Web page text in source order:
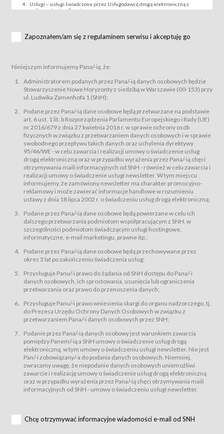
Usługi – usługi świadczone przez Usługodawcę drogą elektroniczną z
wykorzystaniem Serwisu;
za pośrednictwem Serwisu;
podmiotom z branży mediów i filmowej (Akredytacje);
Bilety – wybrane dokumenty potwierdzające zawarcie umowy z
Usługodawcą i uprawniające do wzięcia udziału w Wydarzeniu,
przewidziane przez Usługodawcę dla danego Wydarzenia, tj. uprawniające
do uczestnictwa w wielu albo w pojedynczych seansach filmowych,
Sklep – sklep internetowy prowadzony przez Usługodawcę w Serwisie;
Regulamin – niniejszy regulamin.
§ 2
Postanowienia ogólne
Regulamin określa zasady:
świadczenia Usługobiorcom Usług przez Usługodawcę, z
zastrzeżeniem usług, o których mowa w ust. 2 pkt. 4 i 5 poniżej, których
zasady świadczenia precyzują odrębne regulaminy,
przetwarzania przez Usługodawcę danych osobowych Usługobiorców
będących osobami fizycznymi.
świadczy Usługi drogą elektroniczną w rozumieniu ustawy z dnia 18 lipca
2002 r. o świadczeniu usług drogą elektroniczną (Dz.U. z 2002 r., Nr 144, poz.
1204, z późń. zm.). Usługi świadczone są nieodpłatnie.
usługę przeglądania i odczytywania przez Usługobiorców materiałów
zamieszczanych w Serwisie,
usługę utrzymywania konta użytkownika w Serwisie,
usługę newsletter,
usługę zawierania na odległość umów nabycia Karnetów i Biletów,
usługę zawierania na odległość umów sprzedaży w Sklepie.
dnia 18 lipca 2002 r. o świadczeniu usług drogą elektroniczną (Dz.U. z 2002
r., Nr 144, poz. 1204, z późń. zm.). Usługi świadczone są nieodpłatnie.
Na zasadach określonych w Regulaminie dostęp do Serwisu jest otwarty dla
Usługobiorca przed rozpoczęciem korzystania z Serwisu jest zobowiązany
zapoznać się z Regulaminem. Założenie konta w Serwisie oraz zamówienie
usługi newsletter za pośrednictwem przeznaczonego do tego formularza
zamieszczonego na stronach Serwisu dostępnych dla wszystkich
Usługobiorców wymaga akceptacji postanowień Regulaminu.
Usługobiorca zobowiązany jest do przestrzegania postanowień Regulaminu
od chwili rozpoczęcia korzystania z Serwisu.
Regulamin jest udostępniony Usługobiorcom nieodpłatnie za
Warunki techniczne korzystania z Usług
Zapoznałem/am się z regulaminem serwisu i akceptuję go
Niniejszym informujemy Pana/-ią, że:
Administratorem podanych przez Pana/-ią danych osobowych będzie
Stowarzyszenie Nowe Horyzonty z siedzibą w Warszawie (00-153) przy
ul. Ludwika Zamenhofa 1 (SNH);
Podane przez Pana/-ią dane osobowe będą przetwarzane na podstawie
art. 6 ust. 1 lit. b Rozporządzenia Parlamentu Europejskiego i Rady (UE)
nr 2016/679 z dnia 27 kwietnia 2016 r. w sprawie ochrony osób
fizycznych w związku z przetwarzaniem danych osobowych i w sprawie
swobodnego przepływu takich danych oraz uchylenia dyrektywy
95/46/WE - w celu zawarcia i realizacji umowy o świadczenie usług
drogą elektroniczną oraz w przypadku wyrażenia przez Pana/-ią chęci
otrzymywania maili informacyjnych od SNH - również w celu zawarcia i
realizacji umowy o świadczenie usługi newsletter. W tym miejscu
informujemy, że zamówiony newsletter ma charakter promocyjno-
reklamowy i może zawierać informacje handlowe w rozumieniu
ustawy z dnia 18 lipca 2002 r. o świadczeniu usług drogą elektroniczną;
Podane przez Pana/-ią dane osobowe będą powierzane w celu ich
dalszego przetwarzania podmiotom współpracującym z SNH, w
szczególności podmiotom świadczącym usługi hostingowe,
informatyczne, e-mail marketingu, prawne itp.;
Podane przez Pana/-ią dane osobowe będą przechowywane przez
okres 3 lat po zakończeniu świadczenia usług;
Przysługuje Panu/-i prawo do żądania od SNH dostępu do Pana/-i
danych osobowych, ich sprostowania, usunięcia lub ograniczenia
przetwarzania oraz prawo do przenoszenia danych;
Przysługuje Panu/-i prawo wniesienia skargi do organu nadzorczego, tj.
do Prezesa Urzędu Ochrony Danych Osobowych w związku z
przetwarzaniem Pana/-i danych osobowych przez SNH;
Podanie przez Pana/-ią danych osobowy jest warunkiem zawarcia
pomiędzy Panem/-ią a SNH umowy o świadczenie usług drogą
elektroniczną, w tym umowy o świadczeniu usługi newsletter. Nie jest
Pan/-i zobowiązany/-a do podania danych osobowych. Niemniej,
zwracamy uwagę, że niepodanie danych osobowych uniemożliwi
zawarcie i realizację umowy o świadczenie usług drogą elektroniczną
oraz w przypadku wyrażenia przez Pana/-ią chęci otrzymywania maili
informacyjnych od SNH - umowy o świadczeniu usługi newsletter.
Chcę otrzymywać informacyjne wiadomości e-mail od SNH